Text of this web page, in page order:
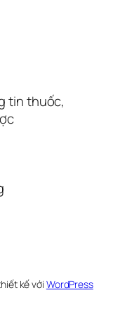
tin thuốc,
kế với WordPress